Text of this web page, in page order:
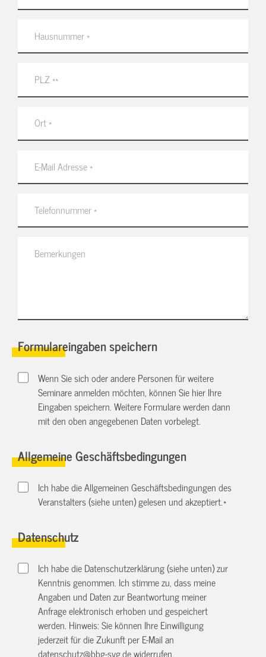
Formulareingaben speichern
Wenn Sie sich oder andere Personen für weitere
Seminare anmelden möchten, können Sie hier Ihre
Eingaben speichern. Weitere Formulare werden dann
mit den oben angegebenen Daten vorbelegt.
Allgemeine Geschäftsbedingungen
Ich habe die Allgemeinen Geschäftsbedingungen des
Veranstalters (siehe unten) gelesen und akzeptiert.*
Datenschutz
Ich habe die Datenschutzerklärung (siehe unten) zur
Kenntnis genommen. Ich stimme zu, dass meine
Angaben und Daten zur Beantwortung meiner
Anfrage elektronisch erhoben und gespeichert
werden. Hinweis: Sie können Ihre Einwilligung
jederzeit für die Zukunft per E-Mail an
datenschutz@bbg-svg.dewiderrufen.